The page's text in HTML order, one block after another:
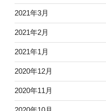
2021年3月
2021年2月
2021年1月
2020年12月
2020年11月